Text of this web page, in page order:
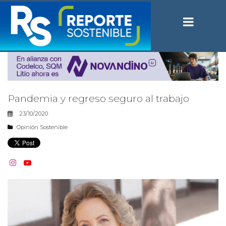
Pandemia y regreso seguro al trabajo
23/10/2020
Opinión Sostenible
 